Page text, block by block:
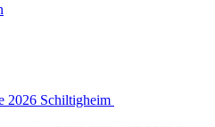
2026 Schiltigheim